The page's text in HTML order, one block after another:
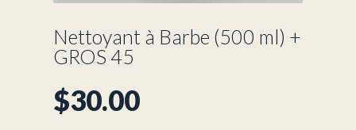
Nettoyant à Barbe (500 ml) +
GROS 45
$30.00